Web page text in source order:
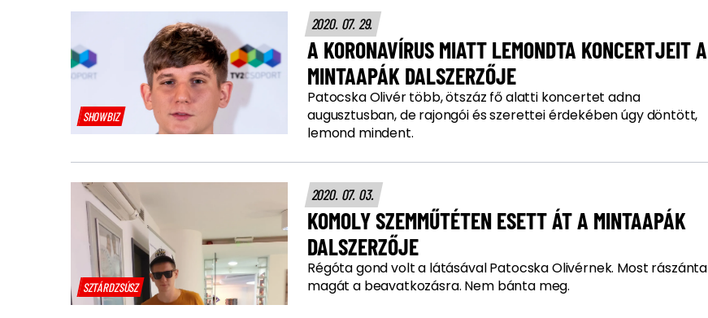
SHOWBIZ
2020. 07. 29.
A KORONAVÍRUS MIATT LEMONDTA KONCERTJEIT A
MINTAAPÁK DALSZERZŐJE
Patocska Olivér több, ötszáz fő alatti koncertet adna
augusztusban, de rajongói és szerettei érdekében úgy döntött,
lemond mindent.
SZTÁRDZSÚSZ
2020. 07. 03.
KOMOLY SZEMMŰTÉTEN ESETT ÁT A MINTAAPÁK
DALSZERZŐJE
Régóta gond volt a látásával Patocska Olivérnek. Most rászánta
magát a beavatkozásra. Nem bánta meg.